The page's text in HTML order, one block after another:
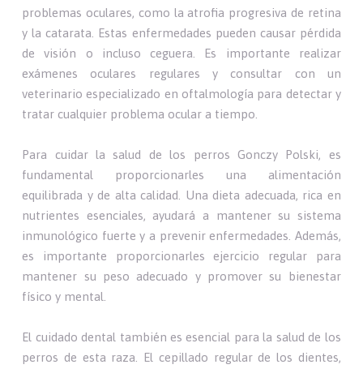
problemas oculares, como la atrofia progresiva de retina
y la catarata. Estas enfermedades pueden causar pérdida
de visión o incluso ceguera. Es importante realizar
exámenes oculares regulares y consultar con un
veterinario especializado en oftalmología para detectar y
tratar cualquier problema ocular a tiempo.
Para cuidar la salud de los perros Gonczy Polski, es
fundamental proporcionarles una alimentación
equilibrada y de alta calidad. Una dieta adecuada, rica en
nutrientes esenciales, ayudará a mantener su sistema
inmunológico fuerte y a prevenir enfermedades. Además,
es importante proporcionarles ejercicio regular para
mantener su peso adecuado y promover su bienestar
físico y mental.
El cuidado dental también es esencial para la salud de los
perros de esta raza. El cepillado regular de los dientes,